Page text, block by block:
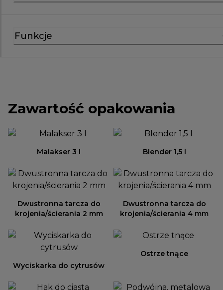
Funkcje
Zawartość opakowania
Malakser 3 l Blender 1,5 l
Dwustronna tarcza do
krojenia/ścierania 2 mm
Dwustronna tarcza do
krojenia/ścierania 4 mm
Wyciskarka do cytrusów
Ostrze tnące